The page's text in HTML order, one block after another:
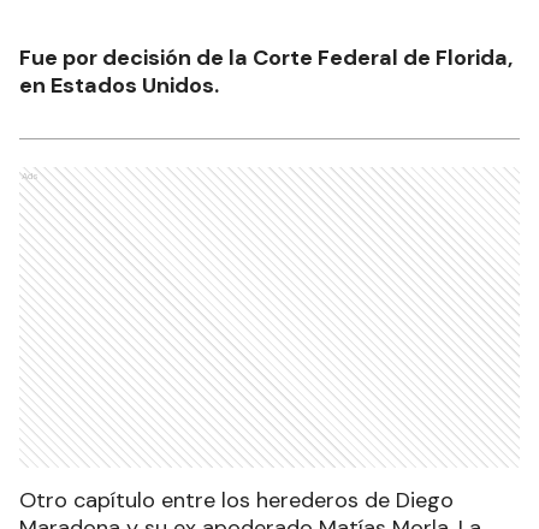
Fue por decisión de la Corte Federal de Florida,
en Estados Unidos.
Ads
Otro capítulo entre los herederos de Diego